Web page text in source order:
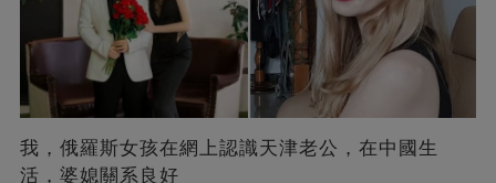
我，俄羅斯女孩在網上認識天津老公，在中國生
活，婆媳關系良好